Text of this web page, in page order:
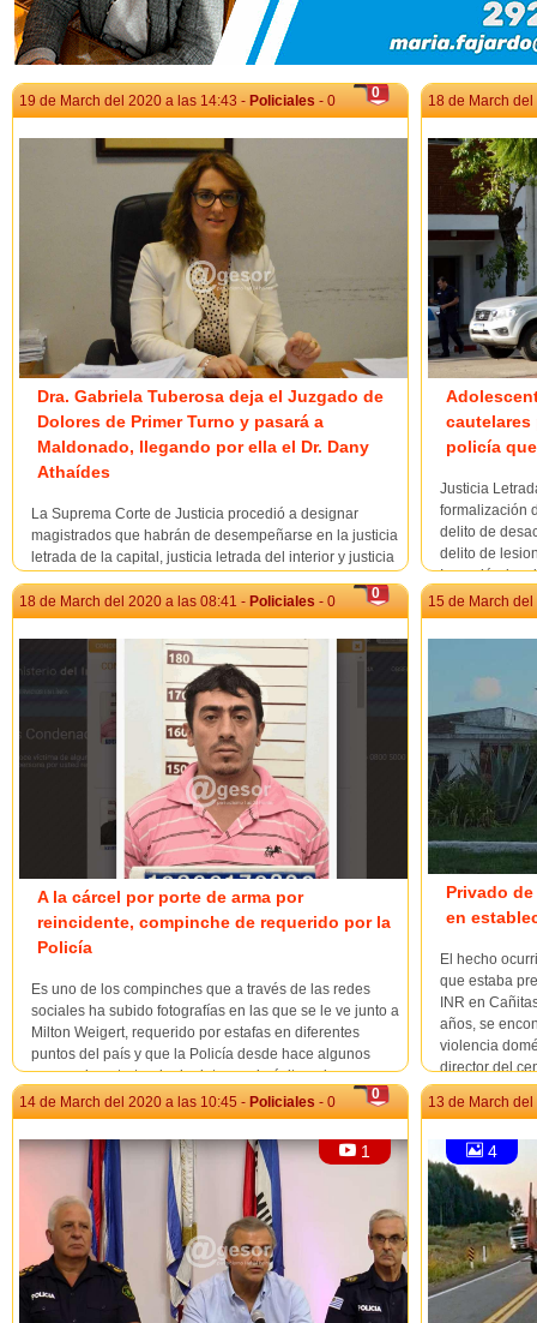
0
19 de March del 2020 a las 14:43 - Policiales - 0
Dra. Gabriela Tuberosa deja el Juzgado de
Dolores de Primer Turno y pasará a
Maldonado, llegando por ella el Dr. Dany
Athaídes
La Suprema Corte de Justicia procedió a designar
magistrados que habrán de desempeñarse en la justicia
letrada de la capital, justicia letrada del interior y justicia
marzo.La decisión se enmarca en la gestión periódica
habitual que l...
18 de March
policía
Justicia
formalización
delito de
delito de
cargo de la
co...
0
18 de March del 2020 a las 08:41 - Policiales - 0
A la cárcel por porte de arma por
reincidente, compinche de requerido por la
Policía
Es uno de los compinches que a través de las redes
sociales ha subido fotografías en las que se le ve junto a
Milton Weigert, requerido por estafas en diferentes
puntos del país y que la Policía desde hace algunos
meses viene tratando de detener sin éxito, primero
porque se había ausentado del paí...
15 de March
Privado
en
El hecho
que estaba
INR en
años, se
violencia
director del
0
14 de March del 2020 a las 10:45 - Policiales - 0
1
13 de March
4